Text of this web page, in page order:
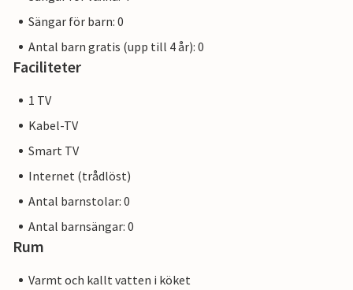
Sängar för barn: 0
Antal barn gratis (upp till 4 år): 0
Faciliteter
1 TV
Kabel-TV
Smart TV
Internet (trådlöst)
Antal barnstolar: 0
Antal barnsängar: 0
Rum
Varmt och kallt vatten i köket